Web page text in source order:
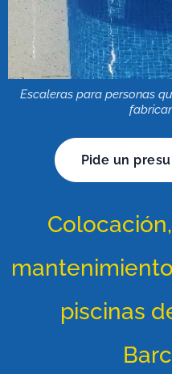
Escaleras para personas
Pide un
piscinas